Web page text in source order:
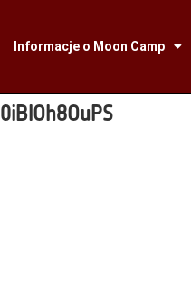
Informacje o Moon Camp
0iBlOh8OuPS